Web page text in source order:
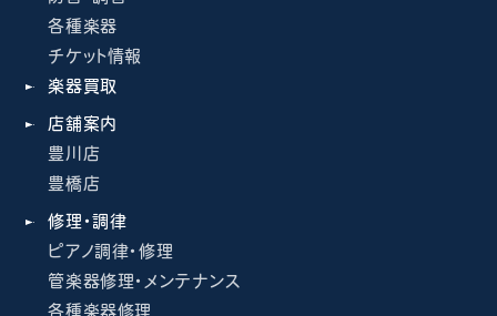
各種楽器
チケット情報
楽器買取
店舗案内
豊川店
豊橋店
修理・調律
ピアノ調律・修理
管楽器修理・メンテナンス
各種楽器修理